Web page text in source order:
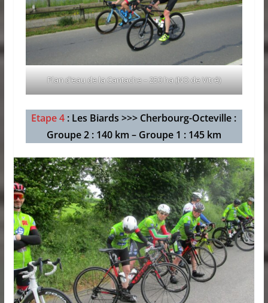
Plan d’eau de la Cantache – 250 ha (NO de Vitré)
Etape 4 : Les Biards >>> Cherbourg-Octeville :
Groupe 2 : 140 km – Groupe 1 : 145 km